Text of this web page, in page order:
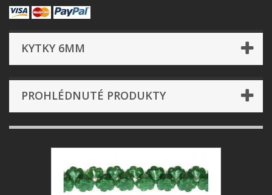
KYTKY 6MM
PROHLÉDNUTÉ PRODUKTY